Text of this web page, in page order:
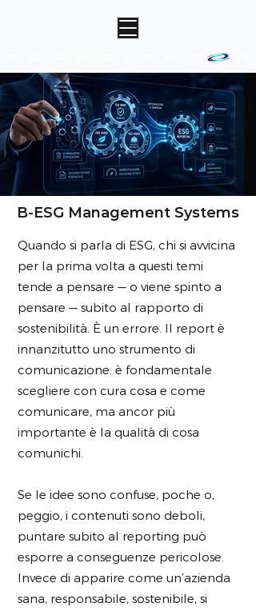
B-ESG Management Systems
Quando si parla di ESG, chi si avvicina
per la prima volta a questi temi
tende a pensare — o viene spinto a
pensare — subito al rapporto di
sostenibilità. È un errore. Il report è
innanzitutto uno strumento di
comunicazione: è fondamentale
scegliere con cura cosa e come
comunicare, ma ancor più
importante è la qualità di cosa
comunichi.
Se le idee sono confuse, poche o,
peggio, i contenuti sono deboli,
puntare subito al reporting può
esporre a conseguenze pericolose.
Invece di apparire come un’azienda
sana, responsabile, sostenibile, si